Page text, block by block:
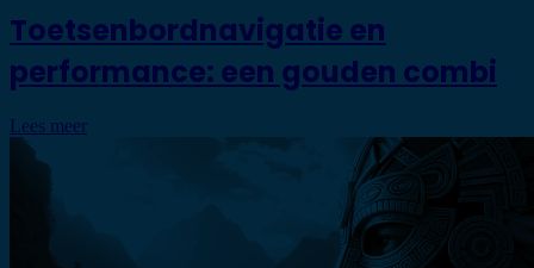
Toetsenbordnavigatie en
performance: een gouden combi
Lees meer